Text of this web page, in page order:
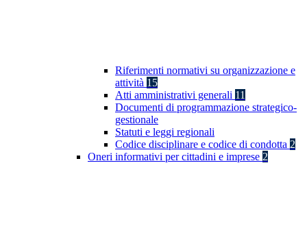
Riferimenti normativi su organizzazione e
attività 15
Atti amministrativi generali 11
Documenti di programmazione strategico-
gestionale
Statuti e leggi regionali
Codice disciplinare e codice di condotta 2
Oneri informativi per cittadini e imprese 2